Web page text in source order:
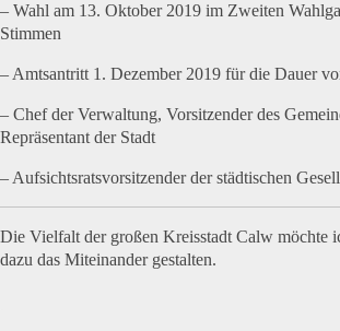
– Wahl am 13. Oktober 2019 im Zweiten
Stimmen
– Amtsantritt 1. Dezember 2019 für die Dauer
– Chef der Verwaltung, Vorsitzender des
Repräsentant der Stadt
– Aufsichtsratsvorsitzender der städtischen
Die Vielfalt der großen Kreisstadt Calw möchte
dazu das Miteinander gestalten.